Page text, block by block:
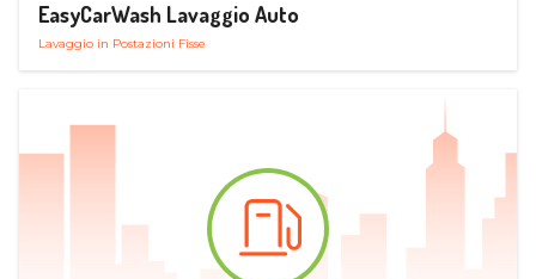
EasyCarWash Lavaggio Auto
Lavaggio in Postazioni Fisse